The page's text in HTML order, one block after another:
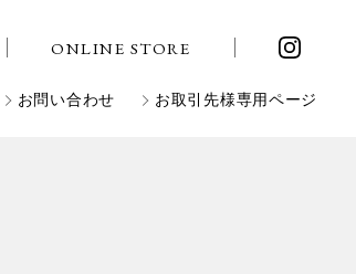
ONLINE STORE
お問い合わせ お取引先様専用ページ